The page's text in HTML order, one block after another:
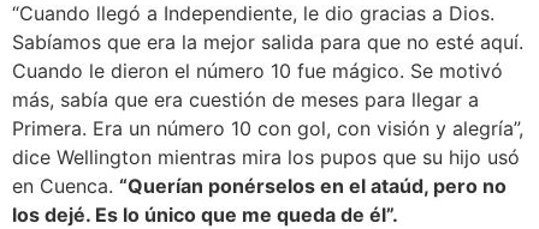
“Cuando llegó a Independiente, le dio gracias a Dios.
Sabíamos que era la mejor salida para que no esté aquí.
Cuando le dieron el número 10 fue mágico. Se motivó
más, sabía que era cuestión de meses para llegar a
Primera. Era un número 10 con gol, con visión y alegría”,
dice Wellington mientras mira los pupos que su hijo usó
en Cuenca. “Querían ponérselos en el ataúd, pero no
los dejé. Es lo único que me queda de él”.